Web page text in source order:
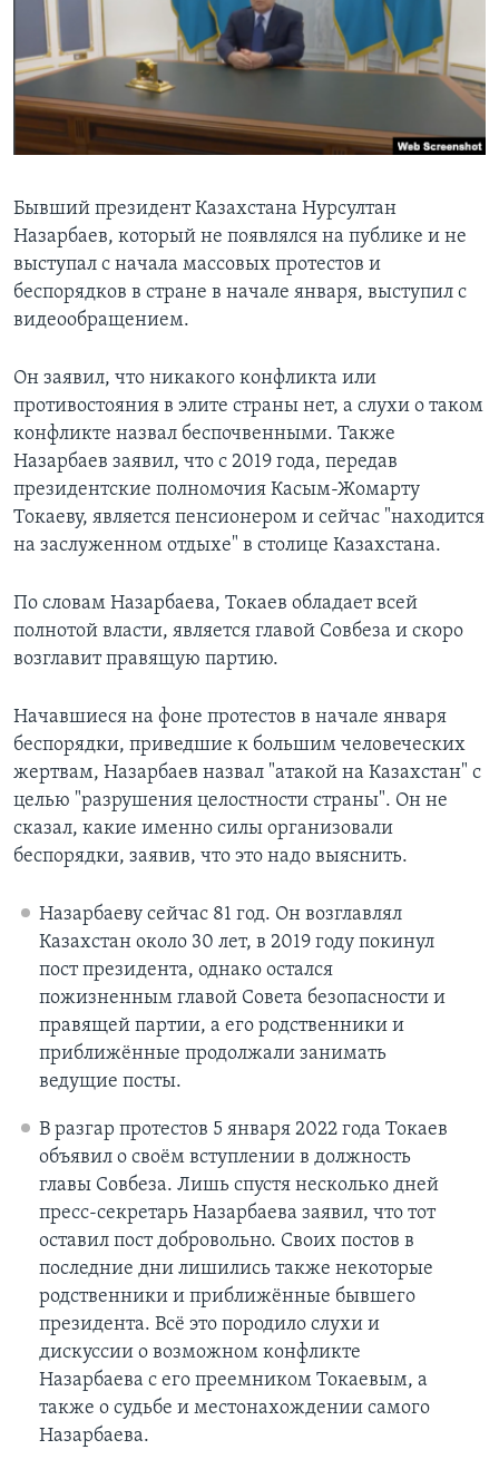
Learning English
СОЦИАЛЬНЫЕ СЕТИ
Языки
Бывший президент Казахстана Нурсултан
Назарбаев, который не появлялся на публике и не
выступал с начала массовых протестов и
беспорядков в стране в начале января, выступил с
видеообращением.
Он заявил, что никакого конфликта или
противостояния в элите страны нет, а слухи о таком
конфликте назвал беспочвенными. Также
Назарбаев заявил, что с 2019 года, передав
президентские полномочия Касым-Жомарту
Токаеву, является пенсионером и сейчас "находится
на заслуженном отдыхе" в столице Казахстана.
По словам Назарбаева, Токаев обладает всей
полнотой власти, является главой Совбеза и скоро
возглавит правящую партию.
Начавшиеся на фоне протестов в начале января
беспорядки, приведшие к большим человеческих
жертвам, Назарбаев назвал "атакой на Казахстан" с
целью "разрушения целостности страны". Он не
сказал, какие именно силы организовали
беспорядки, заявив, что это надо выяснить.
Назарбаеву сейчас 81 год. Он возглавлял
Казахстан около 30 лет, в 2019 году покинул
пост президента, однако остался
пожизненным главой Совета безопасности и
правящей партии, а его родственники и
приближённые продолжали занимать
ведущие посты.
В разгар протестов 5 января 2022 года Токаев
объявил о своём вступлении в должность
главы Совбеза. Лишь спустя несколько дней
пресс-секретарь Назарбаева заявил, что тот
оставил пост добровольно. Своих постов в
последние дни лишились также некоторые
родственники и приближённые бывшего
президента. Всё это породило слухи и
дискуссии о возможном конфликте
Назарбаева с его преемником Токаевым, а
также о судьбе и местонахождении самого
Назарбаева.